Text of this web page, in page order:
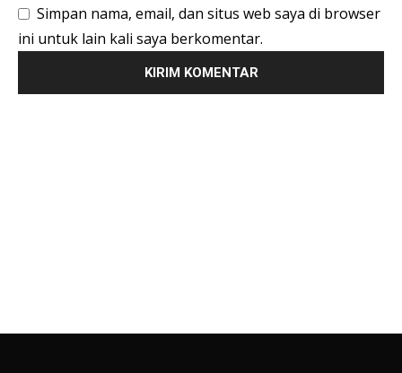
Simpan nama, email, dan situs web saya di browser
ini untuk lain kali saya berkomentar.